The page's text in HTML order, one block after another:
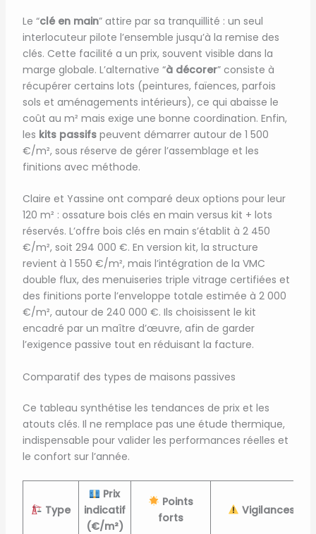
Le “clé en main” attire par sa tranquillité : un seul
interlocuteur pilote l’ensemble jusqu’à la remise des
clés. Cette facilité a un prix, souvent visible dans la
marge globale. L’alternative “à décorer” consiste à
récupérer certains lots (peintures, faïences, parfois
sols et aménagements intérieurs), ce qui abaisse le
coût au m² mais exige une bonne coordination. Enfin,
les kits passifspeuvent démarrer autour de 1 500
€/m², sous réserve de gérer l’assemblage et les
finitions avec méthode.
Claire et Yassine ont comparé deux options pour leur
120 m² : ossature bois clés en main versus kit + lots
réservés. L’offre bois clés en main s’établit à 2 450
€/m², soit 294 000 €. En version kit, la structure
revient à 1 550 €/m², mais l’intégration de la VMC
double flux, des menuiseries triple vitrage certifiées et
des finitions porte l’enveloppe totale estimée à 2 000
€/m², autour de 240 000 €. Ils choisissent le kit
encadré par un maître d’œuvre, afin de garder
l’exigence passive tout en réduisant la facture.
Comparatif des types de maisons passives
Ce tableau synthétise les tendances de prix et les
atouts clés. Il ne remplace pas une étude thermique,
indispensable pour valider les performances réelles et
le confort sur l’année.
Type
Prix
indicatif
(€/m²)
Points
forts
Vigilances